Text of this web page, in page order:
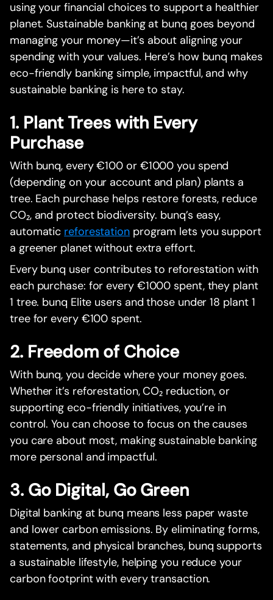
using your financial choices to support a healthier
planet. Sustainable banking at bunq goes beyond
managing your money—it’s about aligning your
spending with your values. Here’s how bunq makes
eco-friendly banking simple, impactful, and why
sustainable banking is here to stay.
1. Plant Trees with Every
Purchase
With bunq, every €100 or €1000 you spend
(depending on your account and plan) plants a
tree. Each purchase helps restore forests, reduce
CO₂, and protect biodiversity. bunq’s easy,
automatic reforestationprogram lets you support
a greener planet without extra effort.
Every bunq user contributes to reforestation with
each purchase: for every €1000 spent, they plant
1 tree. bunq Elite users and those under 18 plant 1
tree for every €100 spent.
2. Freedom of Choice
With bunq, you decide where your money goes.
Whether it’s reforestation, CO₂ reduction, or
supporting eco-friendly initiatives, you’re in
control. You can choose to focus on the causes
you care about most, making sustainable banking
more personal and impactful.
3. Go Digital, Go Green
Digital banking at bunq means less paper waste
and lower carbon emissions. By eliminating forms,
statements, and physical branches, bunq supports
a sustainable lifestyle, helping you reduce your
carbon footprint with every transaction.